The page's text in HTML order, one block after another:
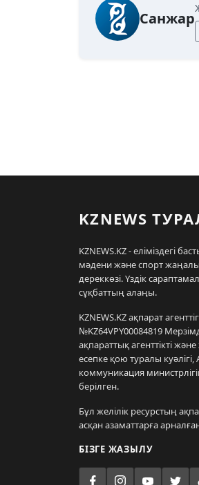
Санжар
KZNEWS
KZNEWS.KZ - еліміздегі
мәдени және спорт
дереккөзі. Үздік
сұқбаттың алаңы.
KZNEWS.KZ ақпарат
№KZ64VPY00084819
ақпараттық агенттікті
есепке қою туралы
коммуникация
берілген.
Бұл желілік ресурстың
асқан азаматтарға
БІЗГЕ ЖАЗЫЛУ